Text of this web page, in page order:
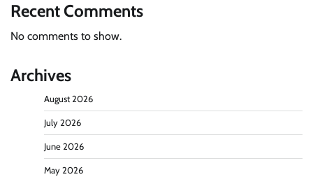
Recent Comments
No comments to show.
Archives
August 2026
July 2026
June 2026
May 2026